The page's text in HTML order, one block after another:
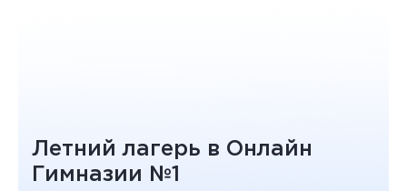
Летний лагерь в Онлайн
Гимназии №1